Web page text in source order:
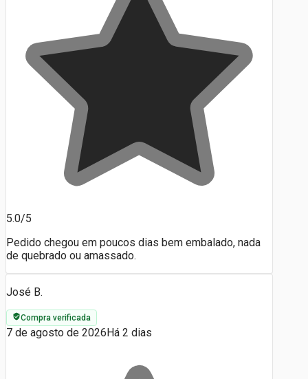
5.0/5
Pedido chegou em poucos dias bem embalado, nada
de quebrado ou amassado.
José B.
Compra verificada
7 de agosto de 2026 Há 2 dias